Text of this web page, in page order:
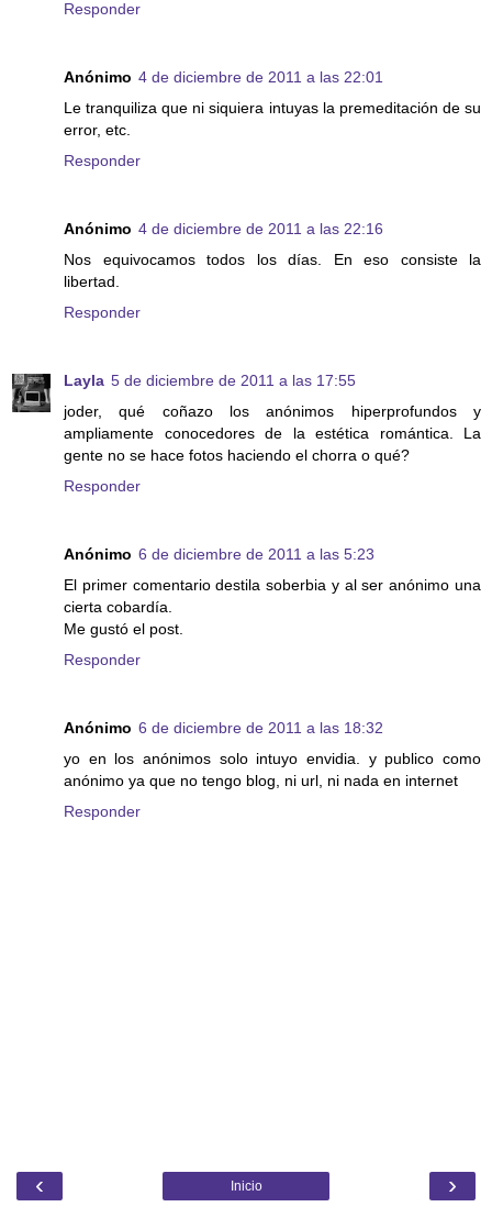
Responder
Anónimo 4 de diciembre de 2011 a las 22:01
Le tranquiliza que ni siquiera intuyas la premeditación de su
error, etc.
Responder
Anónimo 4 de diciembre de 2011 a las 22:16
Nos equivocamos todos los días. En eso consiste la
libertad.
Responder
Layla 5 de diciembre de 2011 a las 17:55
joder, qué coñazo los anónimos hiperprofundos y
ampliamente conocedores de la estética romántica. La
gente no se hace fotos haciendo el chorra o qué?
Responder
Anónimo 6 de diciembre de 2011 a las 5:23
El primer comentario destila soberbia y al ser anónimo una
cierta cobardía.
Me gustó el post.
Responder
Anónimo 6 de diciembre de 2011 a las 18:32
yo en los anónimos solo intuyo envidia. y publico como
anónimo ya que no tengo blog, ni url, ni nada en internet
Responder
‹ ›
Inicio